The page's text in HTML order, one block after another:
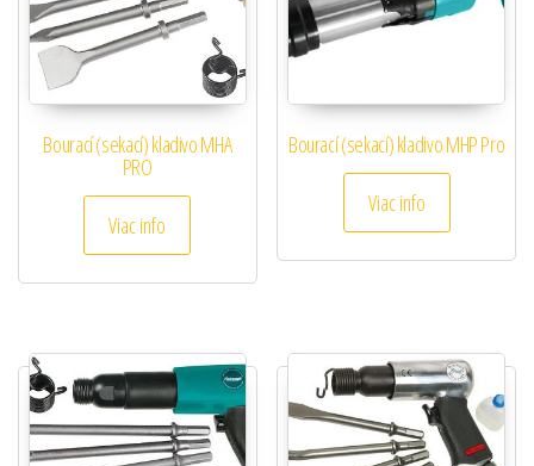
Bourací (sekací) kladivo MHA
PRO
Viac info
Bourací (sekací) kladivo MHP Pro
Viac info